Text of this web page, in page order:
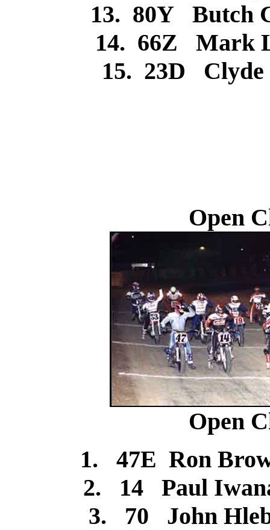
13. 80Y Butch
14. 66Z Mark
15. 23D
Open
Open
1. 47E Ron
2. 14 Paul
3. 70 John